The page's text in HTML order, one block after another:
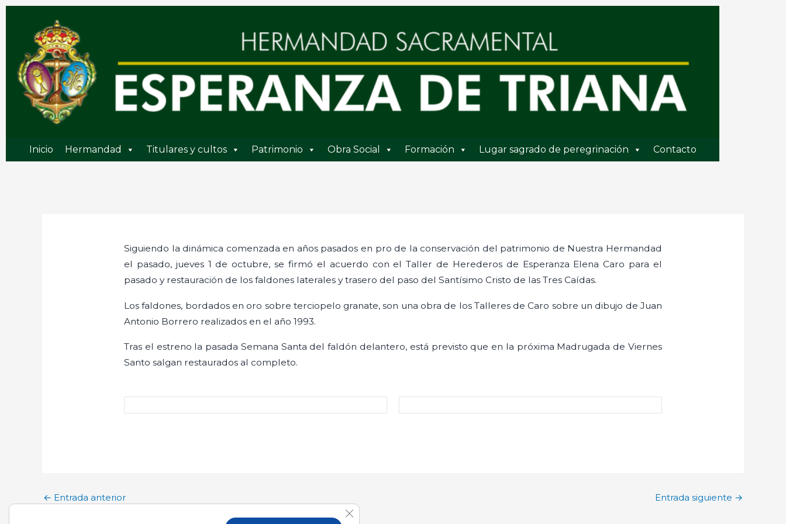
contenido
Inicio Hermandad Titulares y cultos Patrimonio Obra Social Formación Lugar sagrado de peregrinación Contacto
Siguiendo la dinámica comenzada en años pasados en pro de la conservación del patrimonio de Nuestra Hermandad
el pasado, jueves 1 de octubre, se firmó el acuerdo con el Taller de Herederos de Esperanza Elena Caro para el
pasado y restauración de los faldones laterales y trasero del paso del Santísimo Cristo de las Tres Caídas.
Los faldones, bordados en oro sobre terciopelo granate, son una obra de los Talleres de Caro sobre un dibujo de Juan
Antonio Borrero realizados en el año 1993.
Tras el estreno la pasada Semana Santa del faldón delantero, está previsto que en la próxima Madrugada de Viernes
Santo salgan restaurados al completo.
← Entrada anterior Entrada siguiente →
Cerrar el banner de cookies RGPD